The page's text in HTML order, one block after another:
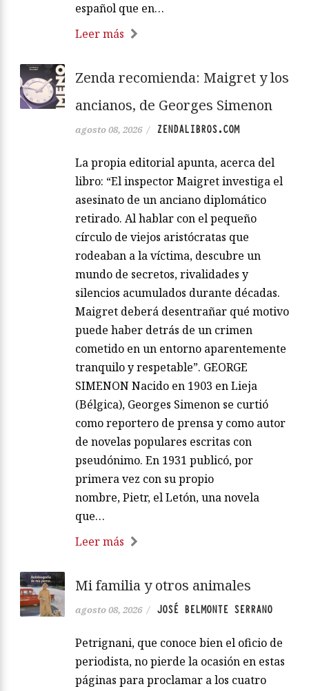
español que en…
Leer más
Zenda recomienda: Maigret y los
ancianos, de Georges Simenon
agosto 08, 2026 / ZENDALIBROS.COM
La propia editorial apunta, acerca del
libro: “El inspector Maigret investiga el
asesinato de un anciano diplomático
retirado. Al hablar con el pequeño
círculo de viejos aristócratas que
rodeaban a la víctima, descubre un
mundo de secretos, rivalidades y
silencios acumulados durante décadas.
Maigret deberá desentrañar qué motivo
puede haber detrás de un crimen
cometido en un entorno aparentemente
tranquilo y respetable”. GEORGE
SIMENON Nacido en 1903 en Lieja
(Bélgica), Georges Simenon se curtió
como reportero de prensa y como autor
de novelas populares escritas con
pseudónimo. En 1931 publicó, por
primera vez con su propio
nombre, Pietr, el Letón, una novela
que…
Leer más
Mi familia y otros animales
agosto 08, 2026 / JOSÉ BELMONTE SERRANO
Petrignani, que conoce bien el oficio de
periodista, no pierde la ocasión en estas
páginas para proclamar a los cuatro